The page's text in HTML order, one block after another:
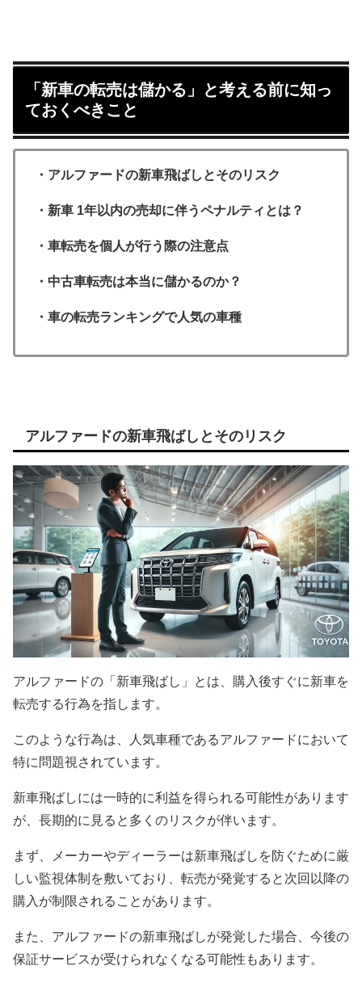
「新車の転売は儲かる」と考える前に知っ
ておくべきこと
・アルファードの新車飛ばしとそのリスク
・新車 1年以内の売却に伴うペナルティとは？
・車転売を個人が行う際の注意点
・中古車転売は本当に儲かるのか？
・車の転売ランキングで人気の車種
アルファードの新車飛ばしとそのリスク
アルファードの「新車飛ばし」とは、購入後すぐに新車を
転売する行為を指します。
このような行為は、人気車種であるアルファードにおいて
特に問題視されています。
新車飛ばしには一時的に利益を得られる可能性があります
が、長期的に見ると多くのリスクが伴います。
まず、メーカーやディーラーは新車飛ばしを防ぐために厳
しい監視体制を敷いており、転売が発覚すると次回以降の
購入が制限されることがあります。
また、アルファードの新車飛ばしが発覚した場合、今後の
保証サービスが受けられなくなる可能性もあります。